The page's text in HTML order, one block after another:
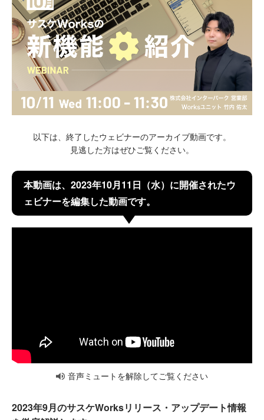
以下は、終了したウェビナーのアーカイブ動画です。
見逃した方はぜひご覧ください。
本動画は、2023年10月11日（水）に開催されたウ
ェビナーを編集した動画です。
音声ミュートを解除してご覧ください
2023年9月のサスケWorksリリース・アップデート情報